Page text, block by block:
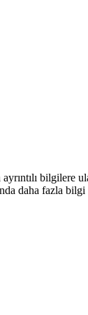
bilgilere
daha fazla